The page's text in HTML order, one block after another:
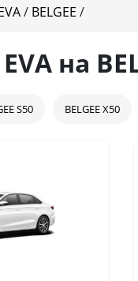
/ BELGEE /
на
S50 BELGEE X50